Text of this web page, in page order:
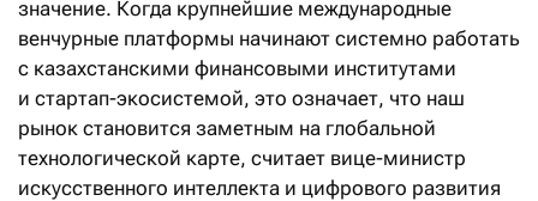
значение. Когда крупнейшие международные
венчурные платформы начинают системно работать
с казахстанскими финансовыми институтами
и стартап-экосистемой, это означает, что наш
рынок становится заметным на глобальной
технологической карте, считает вице-министр
искусственного интеллекта и цифрового развития